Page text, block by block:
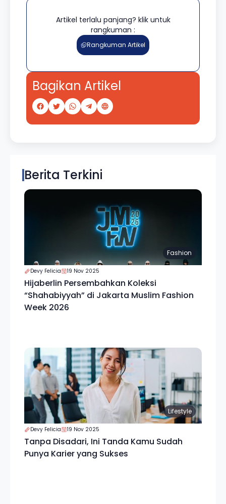
Artikel terlalu panjang? klik untuk
rangkuman :
Rangkuman Artikel
Bagikan Artikel
Berita Terkini
Fashion
Devy Felicia 19 Nov 2025
Hijaberlin Persembahkan Koleksi
“Shahabiyyah” di Jakarta Muslim Fashion
Week 2026
Lifestyle
Devy Felicia 19 Nov 2025
Tanpa Disadari, Ini Tanda Kamu Sudah
Punya Karier yang Sukses